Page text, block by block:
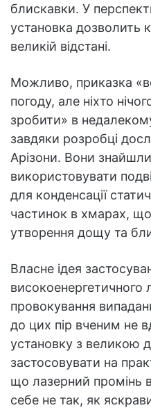
блискавки. У
установка дозволить
великій відстані.
Можливо, приказка
погоду, але ніхто
зробити» в
завдяки розробці
Арізони. Вони
використовувати
для конденсації
частинок в хмарах,
утворення дощу та
Власне ідея
високоенергетичного
провокування
до цих пір вченим не
установку з великою
застосовувати на
що лазерний промінь
себе не так, як